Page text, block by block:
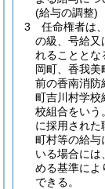
(給与の調整)
3
任命権者は
の級、号給又
れることとな
岡町、香我
前の香南消防
町吉川村学校
校組合をいう
に採用され
町村等の給与
いる場合には
める基準によ
できる。